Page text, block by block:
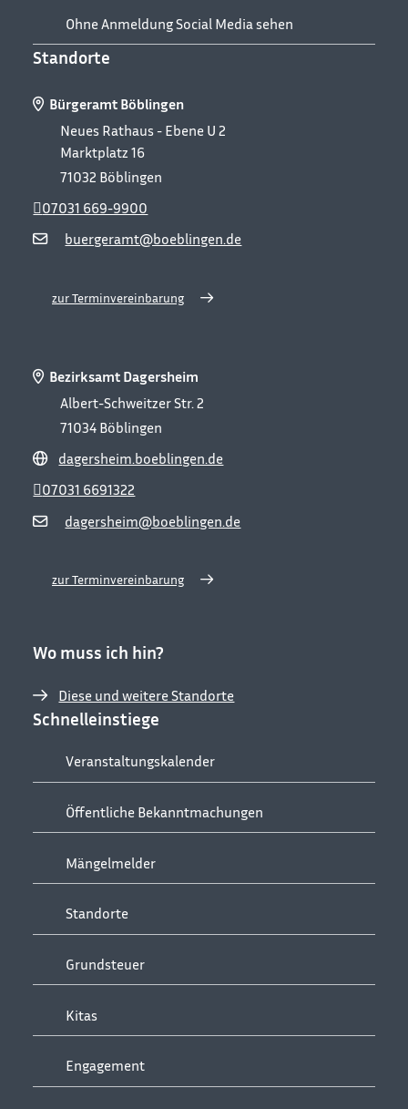
Ohne Anmeldung Social Media sehen
Standorte
Bürgeramt Böblingen
Neues Rathaus - Ebene U 2
Marktplatz 16
71032 Böblingen
buergeramt@boeblingen.de
07031 669-9900
zur Terminvereinbarung
Bezirksamt Dagersheim
Albert-Schweitzer Str. 2
71034 Böblingen
dagersheim.boeblingen.de
dagersheim@boeblingen.de
07031 6691322
zur Terminvereinbarung
Wo muss ich hin?
Diese und weitere Standorte
Schnelleinstiege
Veranstaltungskalender
Öffentliche Bekanntmachungen
Mängelmelder
Standorte
Grundsteuer
Kitas
Engagement